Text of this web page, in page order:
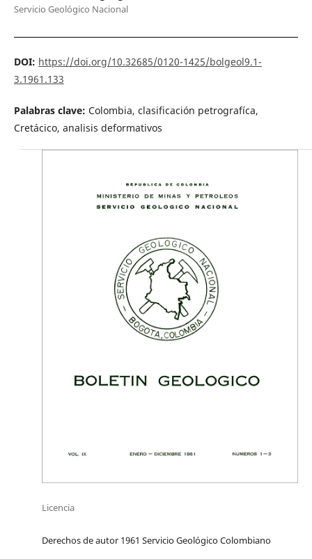
Servicio Geológico Nacional
DOI: https://doi.org/10.32685/0120-1425/bolgeol9.1-
3.1961.133
Palabras clave: Colombia, clasificación petrografíca,
Cretácico, analisis deformativos
Licencia
Derechos de autor 1961 Servicio Geológico Colombiano